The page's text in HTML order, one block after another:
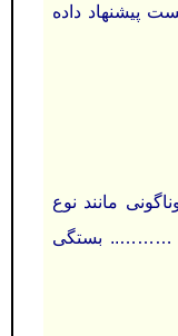
پیشنهاد داده
مانند نوع
……….. بستگی